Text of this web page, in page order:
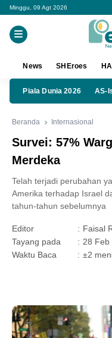
Minggu, 09 Agt 2026
News SHEroes
Piala Dunia 2026 AS-
Beranda Internasional
Survei: 57%
Merdeka
Telah terjadi perubahan
Amerika terhadap Israel
tahun-tahun sebelumnya
Editor : Faisal
Tayang pada
: 28 Feb
Waktu Baca
: ±2